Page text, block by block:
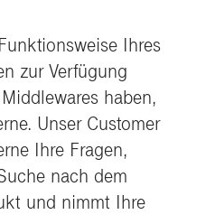
Ihres
zur Verfügung
haben,
Unser Customer
Ihre Fragen,
nach dem
und nimmt Ihre